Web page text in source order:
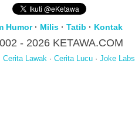
Humor· Milis · Tatib · Kontak
- 2026 KETAWA.COM
Cerita Lawak · Cerita Lucu · Joke Labs